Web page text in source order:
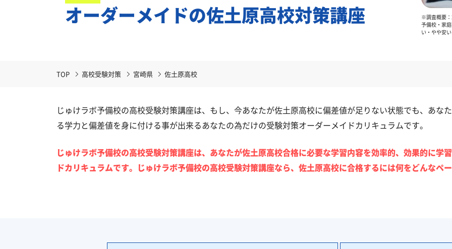
オーダーメイドの佐土原高校対策講座
※調査概要
予備校・家
い・やや安
TOP 高校受験対策 宮崎県 佐土原高校
じゅけラボ予備校の高校受験対策講座は、もし、今あなたが佐土原高校に偏差値が足りない状態でも、あな
る学力と偏差値を身に付ける事が出来るあなたの為だけの受験対策オーダーメイドカリキュラムです。
じゅけラボ予備校の高校受験対策講座は、あなたが佐土原高校合格に必要な学習内容を効率的、効果的に学
ドカリキュラムです。じゅけラボ予備校の高校受験対策講座なら、佐土原高校に合格するには何をどんなペ